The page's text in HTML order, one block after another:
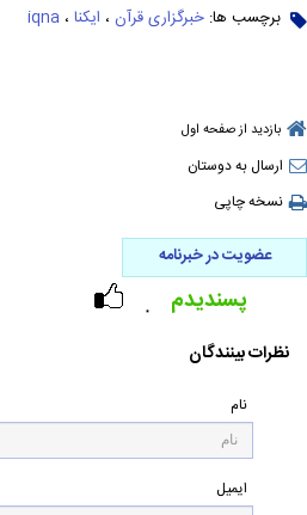
برچسب ها: خبرگزاری قرآن ، ایکنا ، iqna
بازدید از صفحه اول
ارسال به دوستان
نسخه چاپی
عضویت در خبرنامه
۰ پسندیدم
نظرات بینندگان
نام
ایمیل